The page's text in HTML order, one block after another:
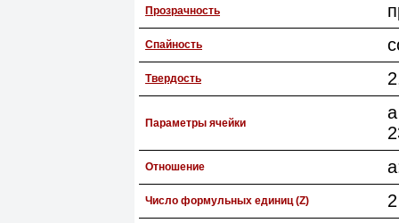
Прозрачность
Спайность
Твердость
Параметры ячейки
Отношение
Число формульных единиц (Z) 2